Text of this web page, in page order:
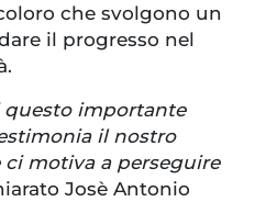
che svolgono un
il progresso nel
questo importante
il nostro
motiva a perseguire
Josè Antonio